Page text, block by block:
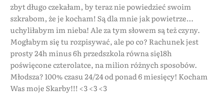
zbyt długo czekałam, by teraz nie powiedzieć swoim
szkrabom, że je kocham! Są dla mnie jak powietrze…
uchyliłabym im nieba! Ale za tym słowem są też czyny.
Mogłabym się tu rozpisywać, ale po co? Rachunek jest
prosty 24h minus 6h przedszkola równa się18h
poświęcone czterolatce, na milion różnych sposobów.
Młodsza? 100% czasu 24/24 od ponad 6 miesięcy! Kocham
Was moje Skarby!!! <3 <3 <3